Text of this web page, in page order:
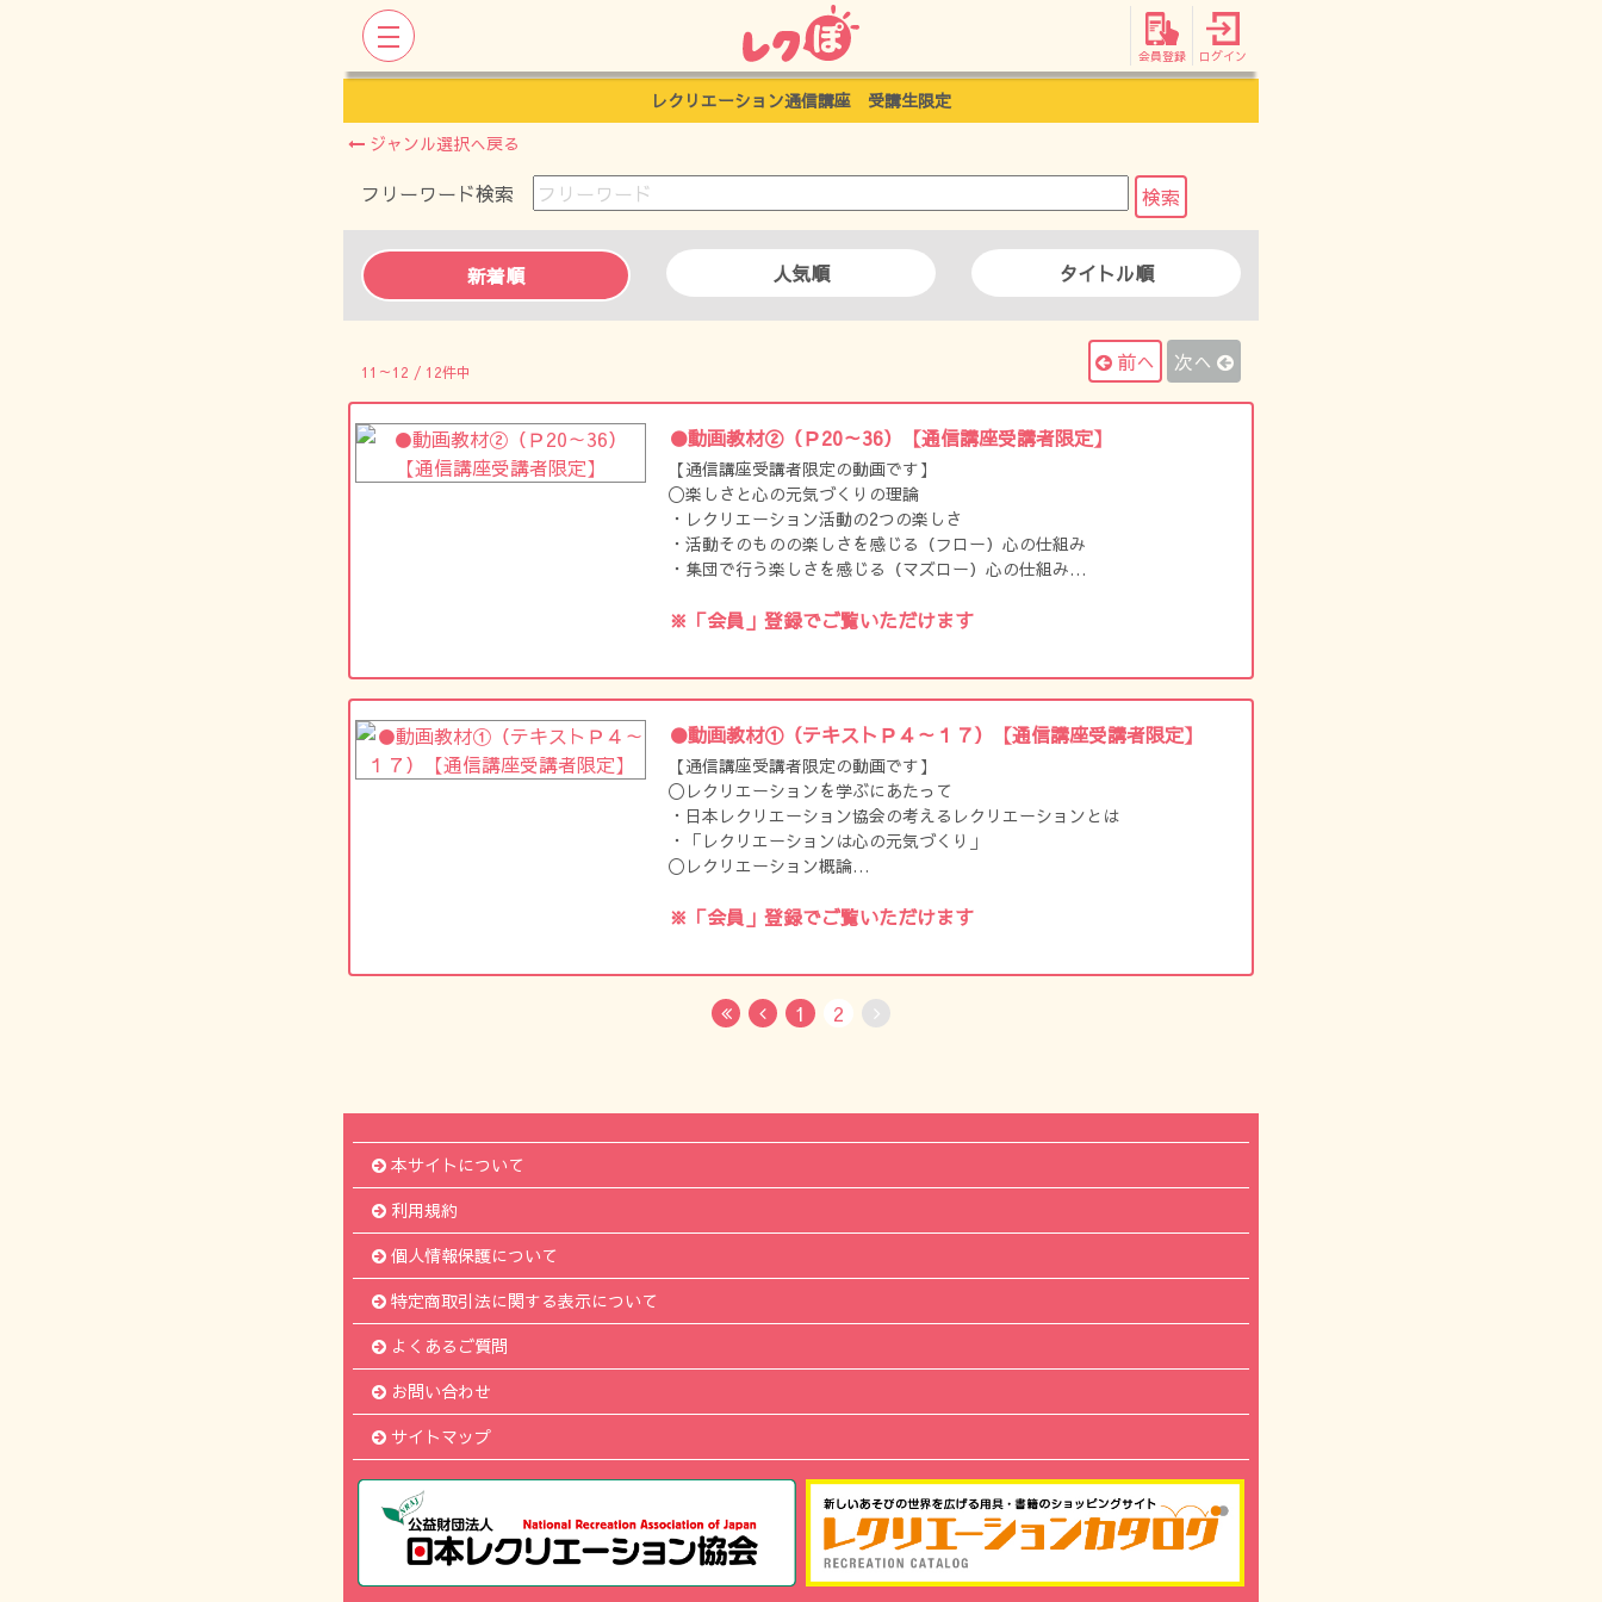
会員登録 ログイン
レクリエーション通信講座 受講生限定
ジャンル選択へ戻る
フリーワード検索
新着順 人気順 タイトル順
11～12 / 12件中 前へ 次へ
●動画教材②（Ｐ20～36）【通信講座受講者限定】
【通信講座受講者限定の動画です】
〇楽しさと心の元気づくりの理論
・レクリエーション活動の2つの楽しさ
・活動そのものの楽しさを感じる（フロー）心の仕組み
・集団で行う楽しさを感じる（マズロー）心の仕組み
※「会員」登録でご覧いただけます
●動画教材①（テキストＰ４～１７）【通信講座受講者限定】
【通信講座受講者限定の動画です】
〇レクリエーションを学ぶにあたって
・日本レクリエーション協会の考えるレクリエーションとは
・「レクリエーションは心の元気づくり」
〇レクリエーション概論
・レクリエーション・インストラクターとレクリエーション・インストラ
※「会員」登録でご覧いただけます
FirstPrevious
1 2 No Next
本サイトについて
利用規約
個人情報保護について
特定商取引法に関する表示について
よくあるご質問
お問い合わせ
サイトマップ